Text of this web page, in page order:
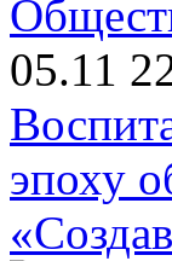
05.11
эпоху